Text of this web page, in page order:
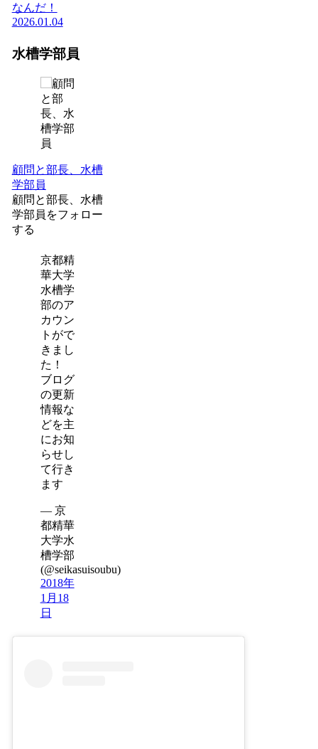
なんだ！
2026.01.04
水槽学部員
顧問と部長、水槽
学部員
顧問と部長、水槽
学部員をフォロー
する
京都精
華大学
水槽学
部のア
カウン
トがで
きまし
た！
ブログ
の更新
情報な
どを主
にお知
らせし
て行き
ます
— 京
都精華
大学水
槽学部
(@seikasuisoubu)
2018年
1月18
日